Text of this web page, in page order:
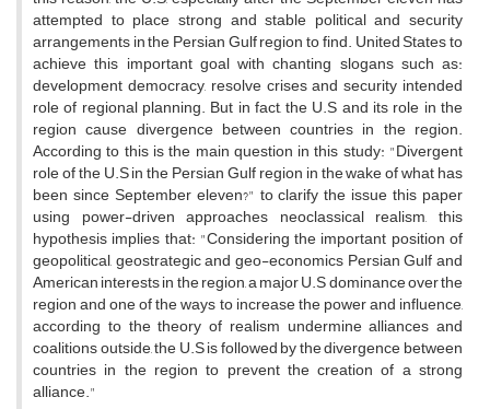
attempted to place strong and stable political and security
arrangements in the Persian Gulf region to find. United States to
achieve this important goal with chanting slogans such as:
development democracy, resolve crises and security intended
role of regional planning. But in fact, the U.S and its role in the
region cause divergence between countries in the region.
According to this is the main question in this study: "Divergent
role of the U.S in the Persian Gulf region in the wake of what has
been since September eleven?" to clarify the issue this paper
using power-driven approaches neoclassical realism, this
hypothesis implies that: "Considering the important position of
geopolitical, geostrategic and geo-economics Persian Gulf and
American interests in the region, a major U.S dominance over the
region and one of the ways to increase the power and influence,
according to the theory of realism undermine alliances and
coalitions outside, the U.S is followed by the divergence between
countries in the region to prevent the creation of a strong
alliance."